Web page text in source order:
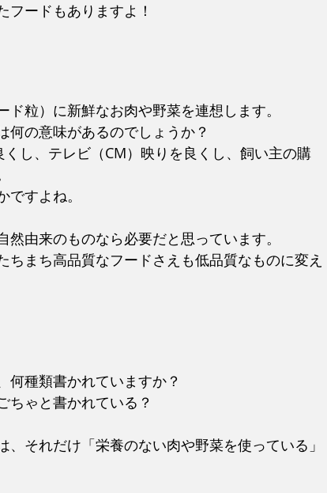
ードもありますよ！
粒）に新鮮なお肉や野菜を連想します。
何の意味があるのでしょうか？
し、テレビ（CM）映りを良くし、飼い主の購
すよね。
由来のものなら必要だと思っています。
まち高品質なフードさえも低品質なものに変え
何種類書かれていますか？
ちゃと書かれている？
それだけ「栄養のない肉や野菜を使っている」